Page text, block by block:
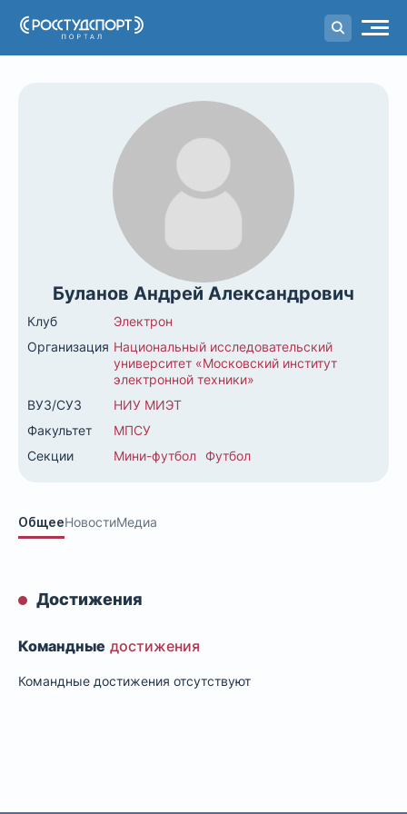
Порталстуденческого спорта
Буланов Андрей Александрович
Клуб
Электрон
Организация Национальный исследовательский
университет «Московский институт
электронной техники»
ВУЗ/СУЗ
НИУ МИЭТ
Факультет
МПСУ
Секции
Мини-футбол Футбол
ОбщееНовостиМедиа
Достижения
Командные достижения
Командные достижения отсутствуют